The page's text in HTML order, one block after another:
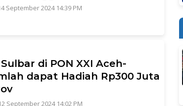
September 2024 14:39 PM
di PON XXI Aceh-
dapat Hadiah Rp300 Juta
September 2024 14:02 PM